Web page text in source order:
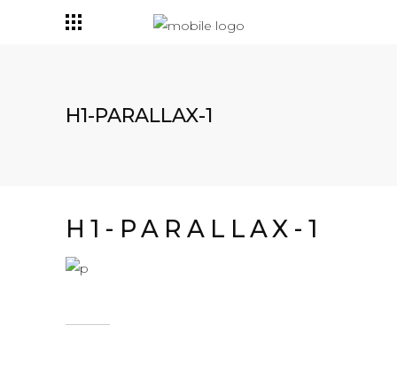
H1-PARALLAX-1
H1-PARALLAX-1